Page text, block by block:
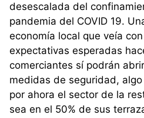
desescalada del
pandemia del COVID 19.
economía local que veía
expectativas esperadas
comerciantes sí podrán
medidas de seguridad,
por ahora el sector de la
sea en el 50% de sus